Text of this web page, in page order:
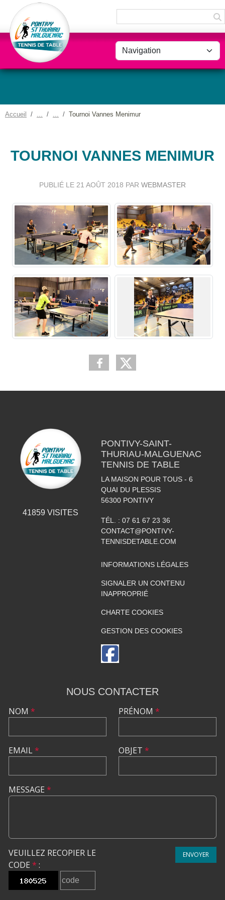
Accueil Tournoi Vannes Menimur
TOURNOI VANNES MENIMUR
PUBLIÉ LE 21 AOÛT 2018 PAR WEBMASTER
41859 VISITES
PONTIVY-SAINT-
THURIAU-MALGUENAC
TENNIS DE TABLE
LA MAISON POUR TOUS - 6
QUAI DU PLESSIS
56300 PONTIVY
TÉL. : 07 61 67 23 36
CONTACT@PONTIVY-
TENNISDETABLE.COM
INFORMATIONS LÉGALES
SIGNALER UN CONTENU
INAPPROPRIÉ
CHARTE COOKIES
GESTION DES COOKIES
NOUS CONTACTER
NOM *
EMAIL*
PRÉNOM *
OBJET *
MESSAGE *
VEUILLEZ RECOPIER LE
CODE * :
ENVOYER
Panneau de gestion des cookies